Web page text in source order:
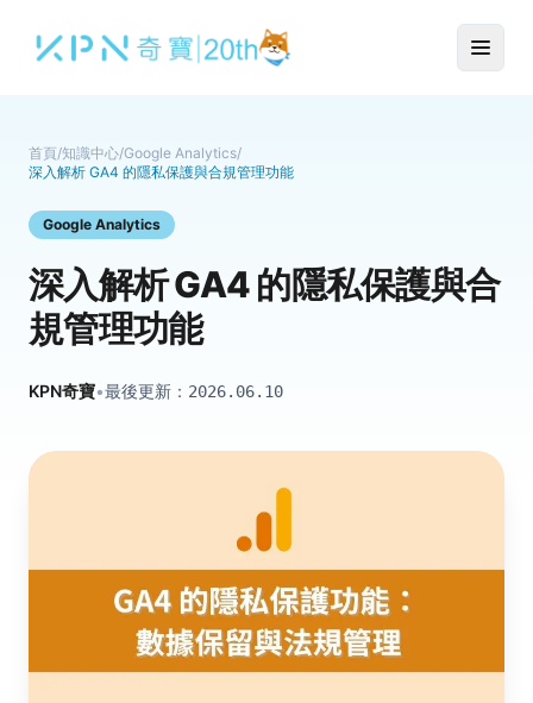
首頁/知識中心/Google Analytics/
深入解析 GA4 的隱私保護與合規管理功能
Google Analytics
深入解析 GA4 的隱私保護與合
規管理功能
KPN奇寶•最後更新： 2026.06.10